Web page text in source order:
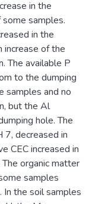
in the
samples.
in the
of the
The available P
to the dumping
samples and no
but the Al
hole. The
7, decreased in
CEC increased in
organic matter
samples
the soil samples